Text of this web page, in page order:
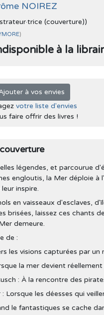
NOIREZ
(couverture))
)
à la
à vos envies
votre liste d'envies
faire offrir des livres !
légendes, et parcourue
engloutis, la Mer déploie à
inspire.
en vaisseaux d'esclaves,
brisées, laissez ces chants
demeure.
de :
les visions capturées par
la mer devient réellement
: À la rencontre des
Lorsque les déesses qui
le fantastiques se cache